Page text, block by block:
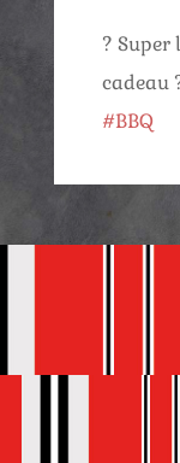
? Super
cadeau
#BBQ